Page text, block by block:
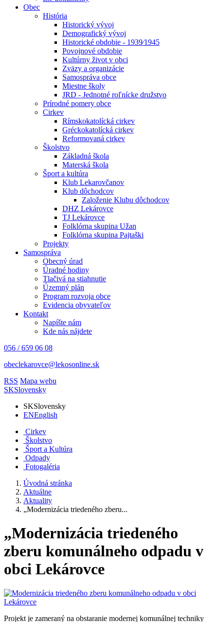
Obec
História
Historický vývoj
Demografický vývoj
Historické obdobie - 1939⁄1945
Povojnové obdobie
Kultúrny život v obci
Zväzy a organizácie
Samospráva obce
Miestne školy
JRD - Jednotné roľnícke družstvo
Prírodné pomery obce
Cirkev
Rímskokatolícká cirkev
Gréckokatolícká cirkev
Reformovaná cirkev
Školstvo
Základná škola
Materská škola
Šport a kultúra
Klub Lekarovčanov
Klub dôchodcov
Založenie Klubu dôchodcov
DHZ Lekárovce
TJ Lekárovce
Folklórna skupina Užan
Folklórna skupina Pajtaški
Projekty
Samospráva
Obecný úrad
Úradné hodiny
Tlačivá na stiahnutie
Územný plán
Program rozvoja obce
Evidencia obyvateľov
Kontakt
Napíšte nám
Kde nás nájdete
056 / 659 06 08
obeclekarovce@lekosonline.sk
RSS Mapa webu
SKSlovensky
SKSlovensky
ENEnglish
Cirkev
Školstvo
Šport a Kultúra
Odpady
Fotogaléria
Úvodná stránka
Aktuálne
Aktuality
„Modernizácia triedeného zberu...
„Modernizácia triedeného
zberu komunálneho odpadu v
obci Lekárovce
Projekt je zameraný na obstaranie modernej komunálnej techniky